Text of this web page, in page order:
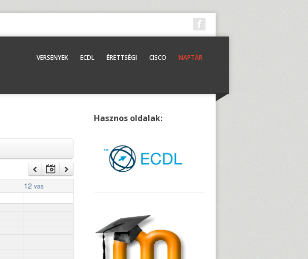
VERSENYEK ECDL ÉRETTSÉGI CISCO NAPTÁR
12 vas
Hasznos oldalak: